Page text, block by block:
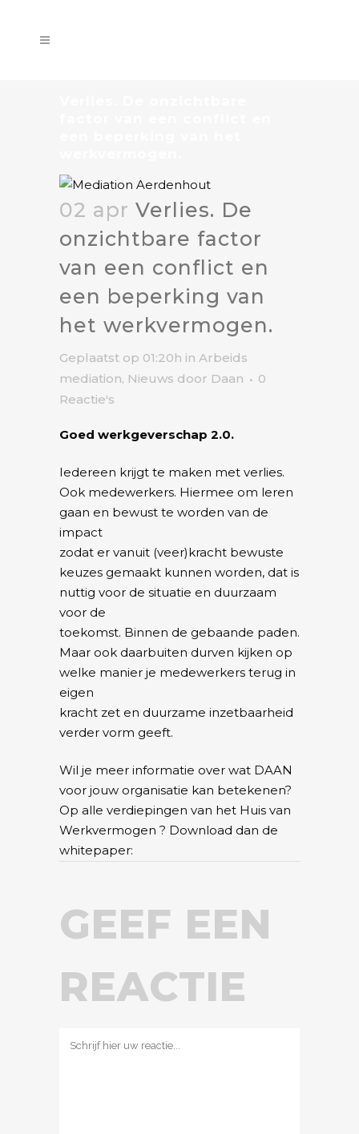
02 apr Verlies. De
onzichtbare factor
van een conflict en
een beperking van
het werkvermogen.
Geplaatst op 01:20h in Arbeids
mediation, Nieuws door Daan
0
Reactie's
Goed werkgeverschap 2.0.
Iedereen krijgt te maken met verlies.
Ook medewerkers. Hiermee om leren
gaan en bewust te worden van de
impact
zodat er vanuit (veer)kracht bewuste
keuzes gemaakt kunnen worden, dat is
nuttig voor de situatie en duurzaam
voor de
toekomst. Binnen de gebaande paden.
Maar ook daarbuiten durven kijken op
welke manier je medewerkers terug in
eigen
kracht zet en duurzame inzetbaarheid
verder vorm geeft.
Wil je meer informatie over wat DAAN
voor jouw organisatie kan betekenen?
Op alle verdiepingen van het Huis van
Werkvermogen ? Download dan de
whitepaper:
GEEF EEN
REACTIE